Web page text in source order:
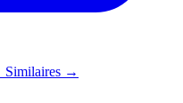
Similaires →